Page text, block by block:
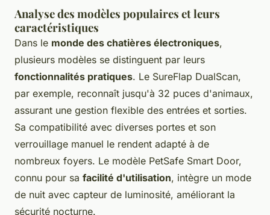
Analyse des modèles populaires et leurs
caractéristiques
Dans le monde des chatières électroniques,
plusieurs modèles se distinguent par leurs
fonctionnalités pratiques. Le SureFlap DualScan,
par exemple, reconnaît jusqu'à 32 puces d'animaux,
assurant une gestion flexible des entrées et sorties.
Sa compatibilité avec diverses portes et son
verrouillage manuel le rendent adapté à de
nombreux foyers. Le modèle PetSafe Smart Door,
connu pour sa facilité d'utilisation, intègre un mode
de nuit avec capteur de luminosité, améliorant la
sécurité nocturne.